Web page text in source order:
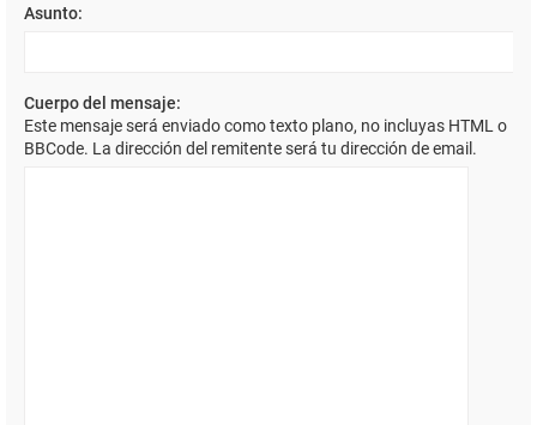
Asunto:
Cuerpo del mensaje:
Este mensaje será enviado como texto plano, no incluyas HTML o
BBCode. La dirección del remitente será tu dirección de email.